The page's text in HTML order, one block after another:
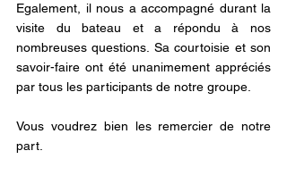
Egalement, il nous a accompagné durant la
visite du bateau et a répondu à nos
nombreuses questions. Sa courtoisie et son
savoir-faire ont été unanimement appréciés
par tous les participants de notre groupe.
Vous voudrez bien les remercier de notre
part.